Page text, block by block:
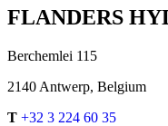
FLANDERS
Berchemlei 115
2140 Antwerp, Belgium
T +32 3 224 60 35